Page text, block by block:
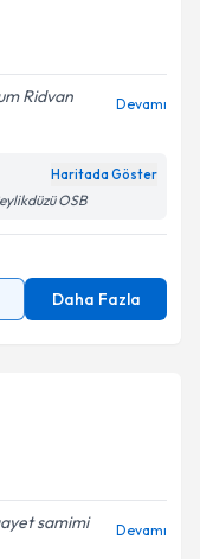
Ridvan
Devamı
Haritada Göster
OSB
Daha Fazla
samimi
Devamı